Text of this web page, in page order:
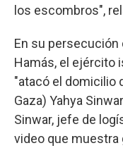
los escombros",
En su
Hamás, el ejército
"atacó el domicilio
Gaza) Yahya
Sinwar, jefe de
video que muestra